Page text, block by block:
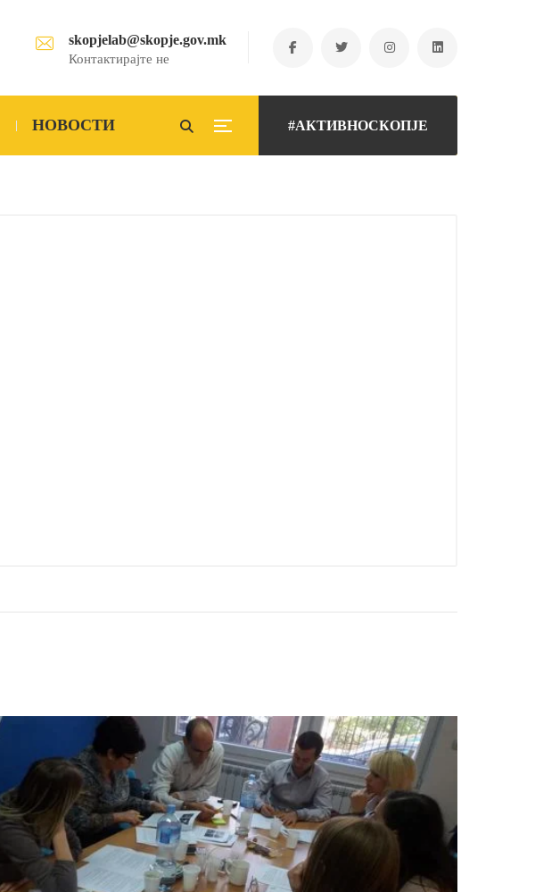
skopjelab@skopje.gov.mk
Контактирајте не
#АКТИВНОСКОПЈЕ
НОВОСТИ